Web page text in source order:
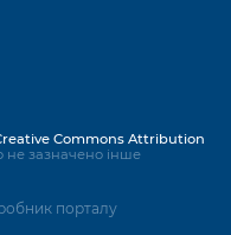
порталу
Commons Attribution
не зазначено інше